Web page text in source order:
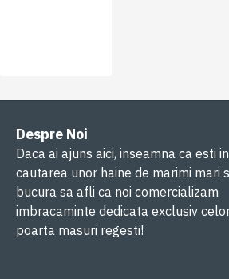
Despre Noi
Daca ai ajuns aici, inseamna ca esti in
cautarea unor haine de marimi mari
bucura sa afli ca noi comercializam
imbracaminte dedicata exclusiv
poarta masuri regesti!